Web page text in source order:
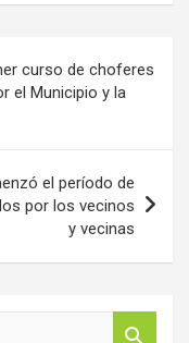
curso de choferes
el Municipio y la
el período de
por los vecinos
y vecinas